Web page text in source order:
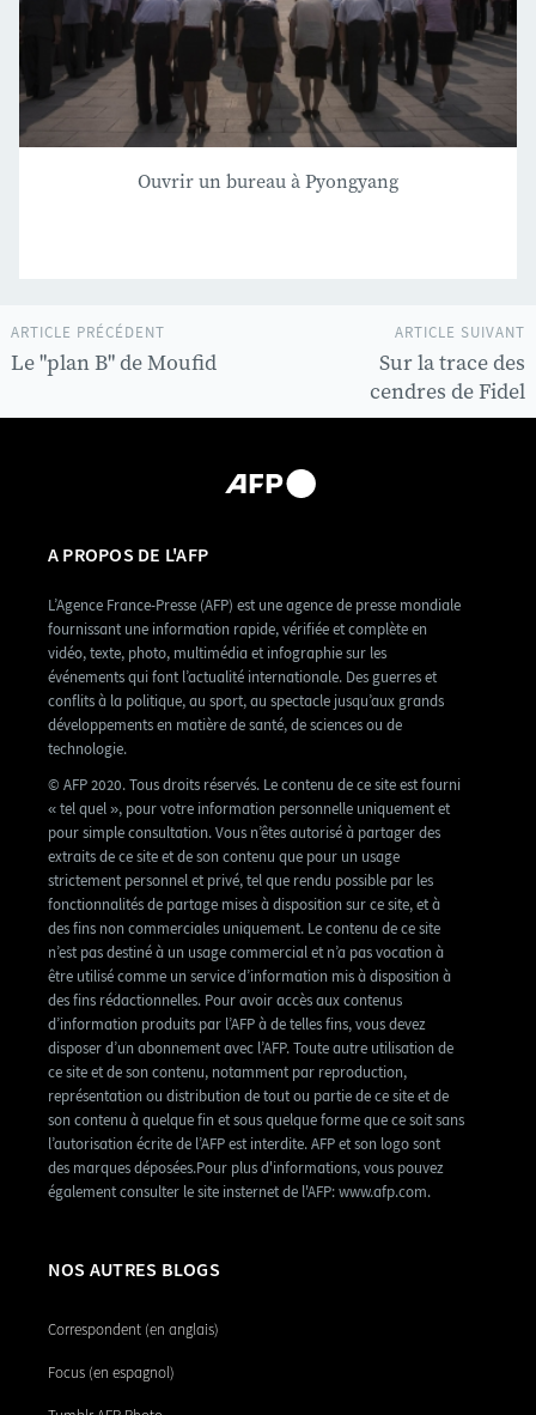
Ouvrir un bureau à Pyongyang
ARTICLE SUIVANT
Sur la trace des
cendres de Fidel
ARTICLE PRÉCÉDENT
Le "plan B" de Moufid
A PROPOS DE L'AFP
L’Agence France-Presse (AFP) est une agence de presse mondiale
fournissant une information rapide, vérifiée et complète en
vidéo, texte, photo, multimédia et infographie sur les
événements qui font l’actualité internationale. Des guerres et
conflits à la politique, au sport, au spectacle jusqu’aux grands
développements en matière de santé, de sciences ou de
technologie.
© AFP 2020. Tous droits réservés. Le contenu de ce site est fourni
« tel quel », pour votre information personnelle uniquement et
pour simple consultation. Vous n’êtes autorisé à partager des
extraits de ce site et de son contenu que pour un usage
strictement personnel et privé, tel que rendu possible par les
fonctionnalités de partage mises à disposition sur ce site, et à
des fins non commerciales uniquement. Le contenu de ce site
n’est pas destiné à un usage commercial et n’a pas vocation à
être utilisé comme un service d’information mis à disposition à
des fins rédactionnelles. Pour avoir accès aux contenus
d’information produits par l’AFP à de telles fins, vous devez
disposer d’un abonnement avec l’AFP. Toute autre utilisation de
ce site et de son contenu, notamment par reproduction,
représentation ou distribution de tout ou partie de ce site et de
son contenu à quelque fin et sous quelque forme que ce soit sans
l’autorisation écrite de l’AFP est interdite. AFP et son logo sont
des marques déposées.Pour plus d'informations, vous pouvez
également consulter le site insternet de l'AFP: www.afp.com.
NOS AUTRES BLOGS
Correspondent (en anglais)
Focus (en espagnol)